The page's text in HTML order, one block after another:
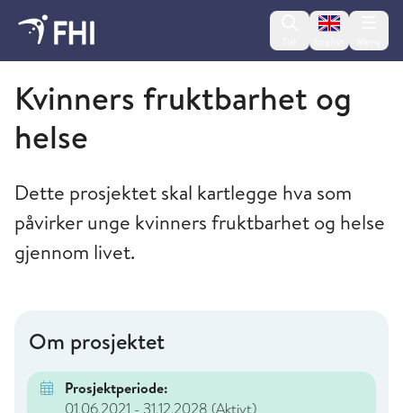
Change
Folkehelseinstituttet
Kvinners fruktbarhet og
helse
Dette prosjektet skal kartlegge hva som
påvirker unge kvinners fruktbarhet og helse
gjennom livet.
Om prosjektet
Prosjektperiode: